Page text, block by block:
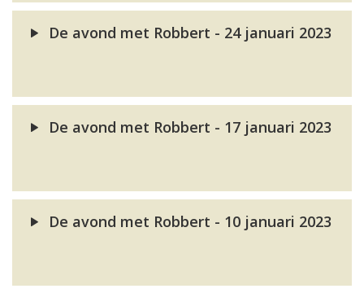
De avond met Robbert - 24 januari 2023
De avond met Robbert - 17 januari 2023
De avond met Robbert - 10 januari 2023